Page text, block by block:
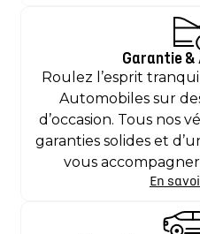
Garantie
Roulez l’esprit
Automobiles sur
d’occasion. Tous nos
garanties solides et
vous
En